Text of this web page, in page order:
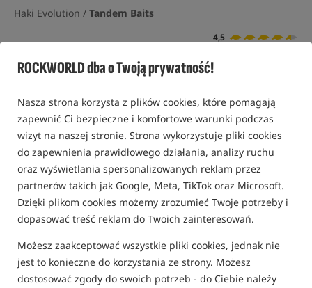
ROCKWORLD dba o Twoją prywatność!
Nasza strona korzysta z plików cookies, które pomagają
zapewnić Ci bezpieczne i komfortowe warunki podczas
wizyt na naszej stronie. Strona wykorzystuje pliki cookies
do zapewnienia prawidłowego działania, analizy ruchu
oraz wyświetlania spersonalizowanych reklam przez
partnerów takich jak Google, Meta, TikTok oraz Microsoft.
Dzięki plikom cookies możemy zrozumieć Twoje potrzeby i
dopasować treść reklam do Twoich zainteresowań.
Możesz zaakceptować wszystkie pliki cookies, jednak nie
jest to konieczne do korzystania ze strony. Możesz
dostosować zgody do swoich potrzeb - do Ciebie należy
Haki Evolution / Tandem Baits
4,5